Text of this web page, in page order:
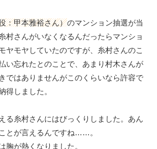
：甲本雅裕さん）のマンション抽選が当
村さんがいなくなるんだったらマンショ
ヤモヤしていたのですが、糸村さんのこ
い忘れたとのことで、あまり村木さんが
ではありませんがこのくらいなら許容で
得しました。
る糸村さんにはびっくりしました。あん
とが言えるんですね……。
胸が熱くなりました。